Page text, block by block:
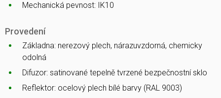
Mechanická pevnost: IK10
Provedení
Základna: nerezový plech, nárazuvzdorná, chemicky
odolná
Difuzor: satinované tepelně tvrzené bezpečnostní sklo
Reflektor: ocelový plech bílé barvy (RAL 9003)